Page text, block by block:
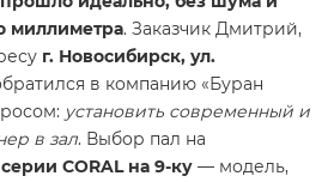
миллиметра. Заказчик Дмитрий,
г. Новосибирск, ул.
в компанию «Буран
установить современный и
в зал. Выбор пал на
CORAL на 9-ку — модель,